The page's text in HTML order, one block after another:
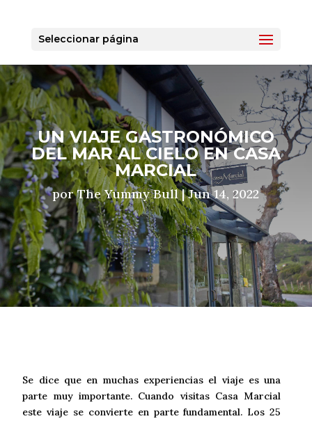
Seleccionar página
UN VIAJE GASTRONÓMICO
DEL MAR AL CIELO EN CASA
MARCIAL
porThe Yummy Bull|Jun 14, 2022
Se dice que en muchas experiencias el viaje es una
parte muy importante. Cuando visitas Casa Marcial
este viaje se convierte en parte fundamental. Los 25